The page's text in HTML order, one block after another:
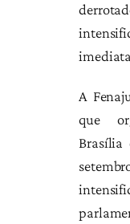
A
que
Brasília